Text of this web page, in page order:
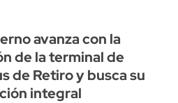
avanza con la
de la terminal de
de Retiro y busca su
integral